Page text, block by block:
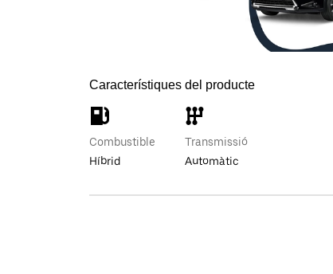
Característiques del producte
Combustible
Híbrid
Transmissió
Automàtic